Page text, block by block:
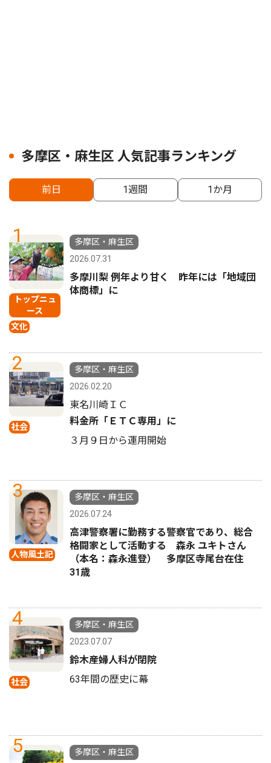
多摩区・麻生区 人気記事ランキング
前日 1週間 1か月
1
トップニュ
ース
文化
多摩区・麻生区
2026.07.31
多摩川梨 例年より甘く 昨年には「地域団
体商標」に
2
社会
多摩区・麻生区
2026.02.20
東名川崎ＩＣ
料金所「ＥＴＣ専用」に
３月９日から運用開始
3
人物風土記
多摩区・麻生区
2026.07.24
高津警察署に勤務する警察官であり、総合
格闘家として活動する 森永 ユキトさん
（本名：森永進登） 多摩区寺尾台在住
31歳
4
社会
多摩区・麻生区
2023.07.07
鈴木産婦人科が閉院
63年間の歴史に幕
5
多摩区・麻生区